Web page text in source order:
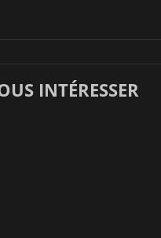
INTÉRESSER